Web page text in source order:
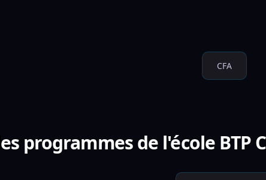
CFA
programmes de l'école BTP